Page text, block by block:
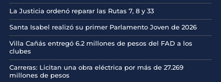
La Justicia ordenó reparar las Rutas 7, 8 y 33
Santa Isabel realizó su primer Parlamento Joven de 2026
Villa Cañás entregó 6.2 millones de pesos del FAD a los
clubes
Carreras: Licitan una obra eléctrica por más de 27.269
millones de pesos